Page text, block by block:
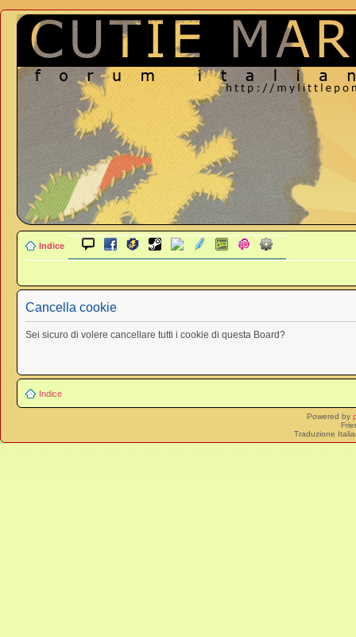
Indice
Cancella cookie
Sei sicuro di volere cancellare tutti i cookie di questa Board?
Indice
Powered by
Traduzione